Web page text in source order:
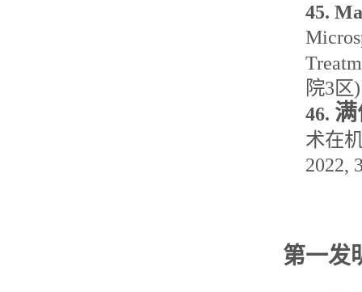
45.
院3区)
46.
术在
2022,
第一发